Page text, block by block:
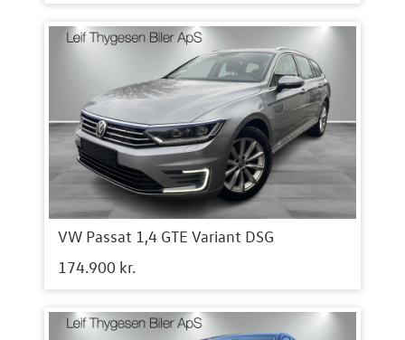
VW Passat 1,4 GTE Variant DSG
174.900 kr.